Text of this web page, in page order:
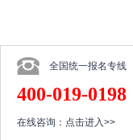
全国统一报名专线
400-019-0198
在线咨询： 点击进入>>